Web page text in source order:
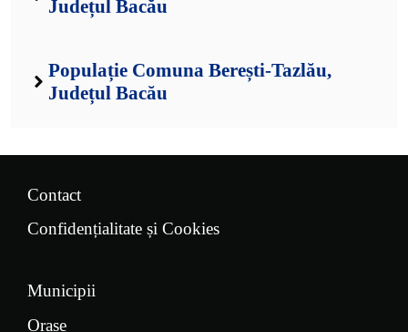
Județul Bacău
Populație Comuna Berești-Tazlău,
Județul Bacău
Contact
Confidențialitate și Cookies
Municipii
Orașe